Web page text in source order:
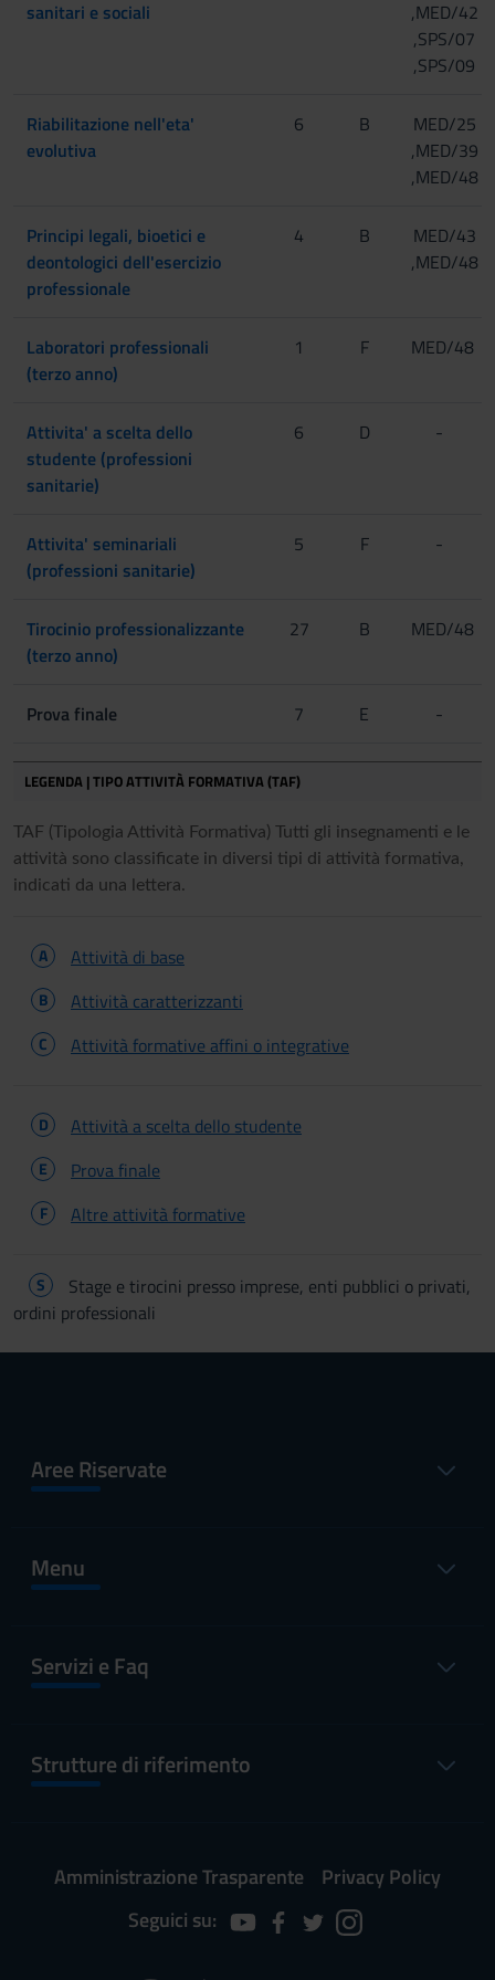
sanitari e sociali
,MED/42
,SPS/07
,SPS/09
Riabilitazione nell'eta'
evolutiva
6 B
MED/25
,MED/39
,MED/48
Principi legali, bioetici e
deontologici dell'esercizio
professionale
4 B
MED/43
,MED/48
Laboratori professionali
(terzo anno)
1 F MED/48
Attivita' a scelta dello
studente (professioni
sanitarie)
6 D -
Attivita' seminariali
(professioni sanitarie)
5 F -
Tirocinio professionalizzante
(terzo anno)
27 B MED/48
Prova finale 7 E -
LEGENDA | TIPO ATTIVITÀ FORMATIVA (TAF)
TAF (Tipologia Attività Formativa) Tutti gli insegnamenti e le
attività sono classificate in diversi tipi di attività formativa,
indicati da una lettera.
A Attività di base
B Attività caratterizzanti
C Attività formative affini o integrative
D Attività a scelta dello studente
E Prova finale
F Altre attività formative
S
Stage e tirocini presso imprese, enti pubblici o privati,
ordini professionali
Aree Riservate
Menu
Servizi e Faq
Strutture di riferimento
Amministrazione Trasparente
Privacy Policy
Seguici su: